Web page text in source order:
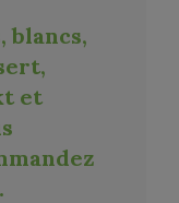
blancs,
et
.